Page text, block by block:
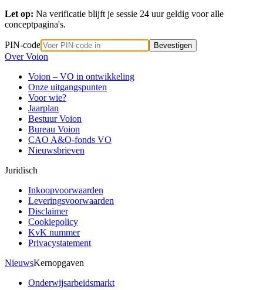
Let op: Na verificatie blijft je sessie 24 uur geldig voor alle
conceptpagina's.
PIN-code Bevestigen
Over Voion
Voion – VO in ontwikkeling
Onze uitgangspunten
Voor wie?
Jaarplan
Bestuur Voion
Bureau Voion
CAO A&O-fonds VO
Nieuwsbrieven
Juridisch
Inkoopvoorwaarden
Leveringsvoorwaarden
Disclaimer
Cookiepolicy
KvK nummer
Privacystatement
NieuwsKernopgaven
Onderwijsarbeidsmarkt